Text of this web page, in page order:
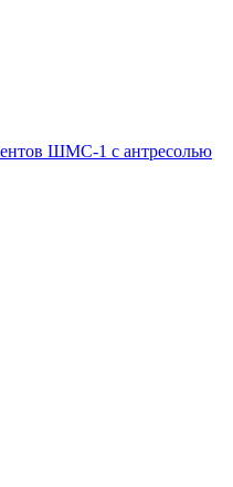
ШМС-1 с антресолью